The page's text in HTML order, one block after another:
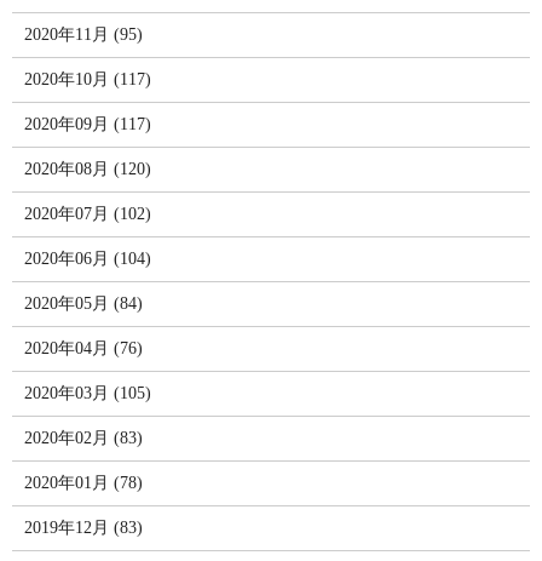
2020年11月 (95)
2020年10月 (117)
2020年09月 (117)
2020年08月 (120)
2020年07月 (102)
2020年06月 (104)
2020年05月 (84)
2020年04月 (76)
2020年03月 (105)
2020年02月 (83)
2020年01月 (78)
2019年12月 (83)